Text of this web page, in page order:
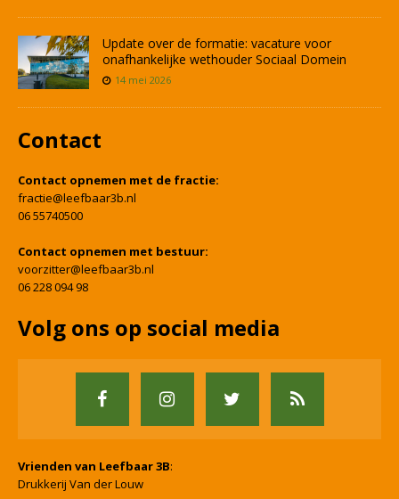
Update over de formatie: vacature voor
onafhankelijke wethouder Sociaal Domein
14 mei 2026
Contact
Contact opnemen met de fractie:
fractie@leefbaar3b.nl
06 55740500
Contact opnemen met bestuur:
voorzitter@leefbaar3b.nl
06 228 094 98
Volg ons op social media
Vrienden van Leefbaar 3B:
Drukkerij Van der Louw